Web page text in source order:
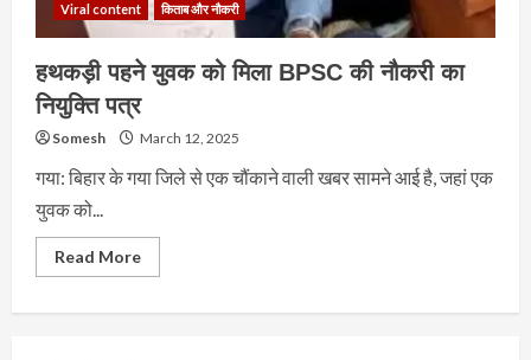
Viral content किताब और नौकरी
हथकड़ी पहने युवक को मिला BPSC की नौकरी का
नियुक्ति पत्र
Somesh March 12, 2025
गया: बिहार के गया जिले से एक चौंकाने वाली खबर सामने आई है, जहां एक
युवक को...
Read MoreRead
more